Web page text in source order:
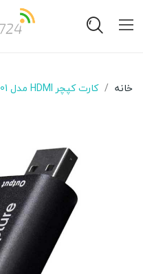
خانه کارت کپچر HDMI مدل M101 به همراه رابط OTG